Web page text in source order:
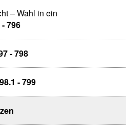
– Wahl in ein
796
- 798
- 799